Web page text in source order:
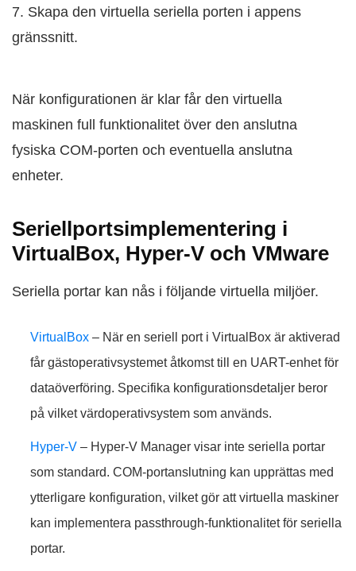
7. Skapa den virtuella seriella porten i appens
gränssnitt.
När konfigurationen är klar får den virtuella
maskinen full funktionalitet över den anslutna
fysiska COM-porten och eventuella anslutna
enheter.
Seriellportsimplementering i
VirtualBox, Hyper-V och VMware
Seriella portar kan nås i följande virtuella miljöer.
VirtualBox – När en seriell port i VirtualBox är aktiverad
får gästoperativsystemet åtkomst till en UART-enhet för
dataöverföring. Specifika konfigurationsdetaljer beror
på vilket värdoperativsystem som används.
Hyper-V – Hyper-V Manager visar inte seriella portar
som standard. COM-portanslutning kan upprättas med
ytterligare konfiguration, vilket gör att virtuella maskiner
kan implementera passthrough-funktionalitet för seriella
portar.